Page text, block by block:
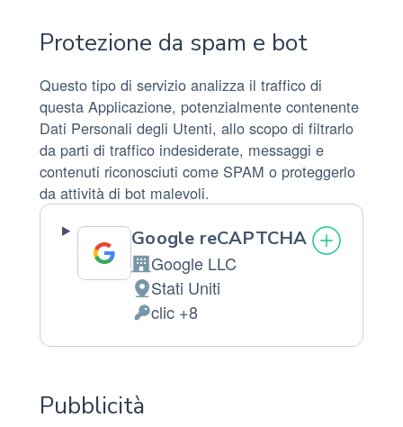
Protezione da spam e bot
Questo tipo di servizio analizza il traffico di
questa Applicazione, potenzialmente contenente
Dati Personali degli Utenti, allo scopo di filtrarlo
da parti di traffico indesiderate, messaggi e
contenuti riconosciuti come SPAM o proteggerlo
da attività di bot malevoli.
Google reCAPTCHA
Azienda:
Google LLC
Luogo
del
trattamento:
Stati Uniti
Dati
Personali
clic +8
Pubblicità